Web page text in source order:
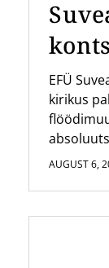
EFÜ
kirikus
AUGUST 6,